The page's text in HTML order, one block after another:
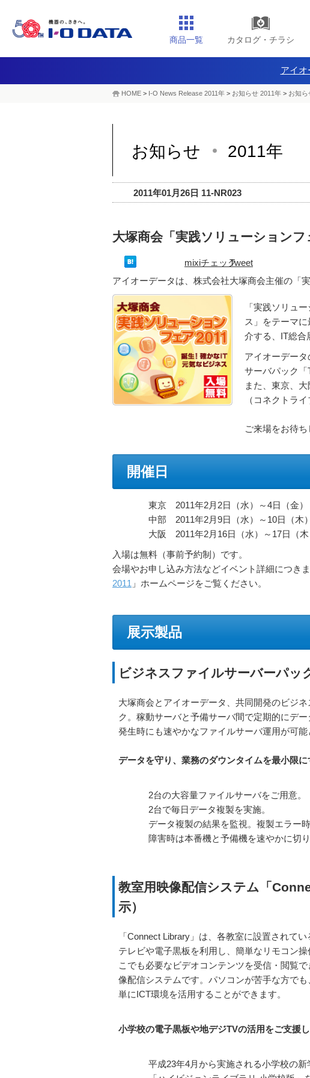
商品一覧 カタログ・チラシ
アイオ
HOME > I-O News Release 2011年 > お知らせ 2011年 > お知ら
お知らせ 2011年
2011年01月26日 11-NR023
大塚商会「実践ソリューション
mixiチェックTweet
アイオーデータは、株式会社大塚商会主催の「
「実践ソリュ
ス」をテーマ
介する、IT総合
アイオーデー
サーバパック「
また、東京、
（コネクトラ
ご来場をお待ち
開催日
東京 2011年2月2日（水）～4日（金
中部 2011年2月9日（水）～10日（木
大阪 2011年2月16日（水）～17日（
入場は無料（事前予約制）です。
会場やお申し込み方法などイベント詳細につき
2011 」ホームページをご覧ください。
展示製品
ビジネスファイルサーバーパッ
大塚商会とアイオーデータ、共同開発のビジ
ク。稼動サーバと予備サーバ間で定期的にデ
発生時にも速やかなファイルサーバ運用が可能
データを守り、業務のダウンタイムを最小限に
2台の大容量ファイルサーバをご用意。
2台で毎日データ複製を実施。
データ複製の結果を監視。複製エラー時
障害時は本番機と予備機を速やかに切り
教室用映像配信システム「
示）
「Connect Library」は、各教室に設置されて
テレビや電子黒板を利用し、簡単なリモコン
こでも必要なビデオコンテンツを受信・閲覧
像配信システムです。パソコンが苦手な方で
単にICT環境を活用することができます。
小学校の電子黒板や地デジTVの活用をご支援し
平成23年4月から実施される小学校の